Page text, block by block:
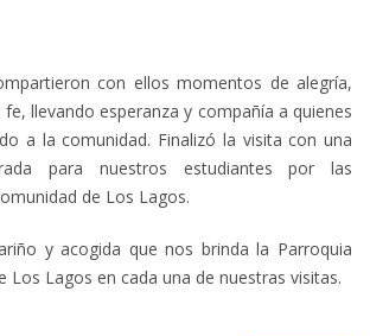
con ellos momentos de alegría,
llevando esperanza y compañía a quienes
a la comunidad. Finalizó la visita con una
para nuestros estudiantes por las
de Los Lagos.
y acogida que nos brinda la Parroquia
Los Lagos en cada una de nuestras visitas.